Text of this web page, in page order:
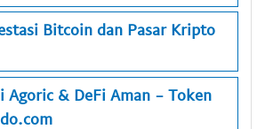
Bitcoin dan Pasar Kripto
Agoric & DeFi Aman - Token